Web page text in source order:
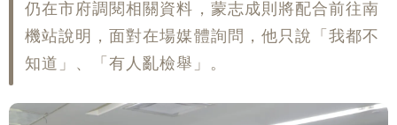
仍在市府調閱相關資料，蒙志成則將配合前往南
機站說明，面對在場媒體詢問，他只說「我都不
知道」、「有人亂檢舉」。